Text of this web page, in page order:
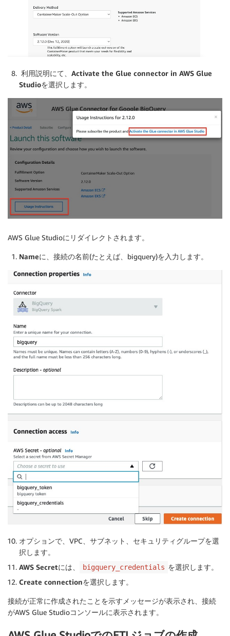
利用説明にて、 Activate the Glue connector in AWS Glue
Studioを選択します。
AWS Glue Studioにリダイレクトされます。
Nameに、接続の名前(たとえば、bigquery)を入力します。
オプションで、VPC、サブネット、セキュリティグループを選
択します。
AWS Secretには、 bigquery_credentials を選択します。
Create connectionを選択します。
接続が正常に作成されたことを示すメッセージが表示され、接続
がAWS Glue Studioコンソールに表示されます。